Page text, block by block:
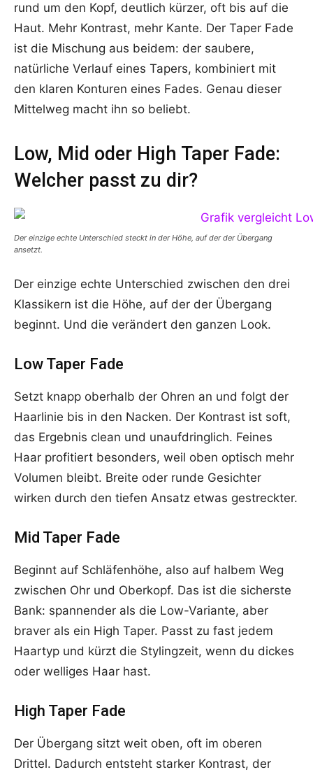
rund um den Kopf, deutlich kürzer, oft bis auf die
Haut. Mehr Kontrast, mehr Kante. Der Taper Fade
ist die Mischung aus beidem: der saubere,
natürliche Verlauf eines Tapers, kombiniert mit
den klaren Konturen eines Fades. Genau dieser
Mittelweg macht ihn so beliebt.
Low, Mid oder High Taper Fade:
Welcher passt zu dir?
Der einzige echte Unterschied steckt in der Höhe, auf der der Übergang
ansetzt.
Der einzige echte Unterschied zwischen den drei
Klassikern ist die Höhe, auf der der Übergang
beginnt. Und die verändert den ganzen Look.
Low Taper Fade
Setzt knapp oberhalb der Ohren an und folgt der
Haarlinie bis in den Nacken. Der Kontrast ist soft,
das Ergebnis clean und unaufdringlich. Feines
Haar profitiert besonders, weil oben optisch mehr
Volumen bleibt. Breite oder runde Gesichter
wirken durch den tiefen Ansatz etwas gestreckter.
Mid Taper Fade
Beginnt auf Schläfenhöhe, also auf halbem Weg
zwischen Ohr und Oberkopf. Das ist die sicherste
Bank: spannender als die Low-Variante, aber
braver als ein High Taper. Passt zu fast jedem
Haartyp und kürzt die Stylingzeit, wenn du dickes
oder welliges Haar hast.
High Taper Fade
Der Übergang sitzt weit oben, oft im oberen
Drittel. Dadurch entsteht starker Kontrast, der